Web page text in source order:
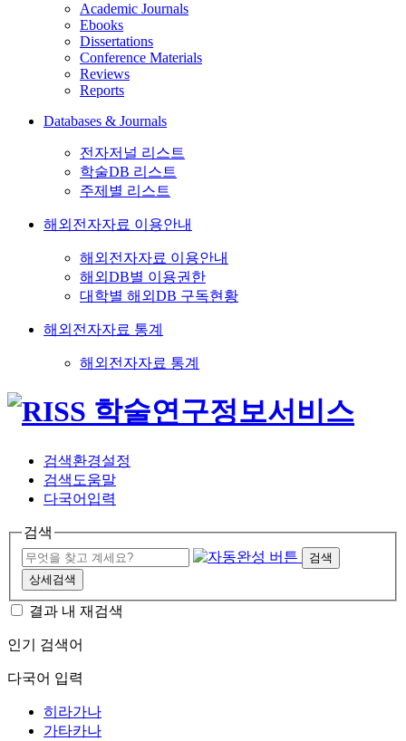
Academic Journals
Ebooks
Dissertations
Conference Materials
Reviews
Reports
Databases & Journals
전자저널 리스트
학술DB 리스트
주제별 리스트
해외전자자료 이용안내
해외전자자료 이용안내
해외DB별 이용권한
대학별 해외DB 구독현황
해외전자자료 통계
해외전자자료 통계
검색환경설정
검색도움말
다국어입력
검색
검색
상세검색
결과 내 재검색
인기 검색어
다국어 입력
히라가나
가타카나